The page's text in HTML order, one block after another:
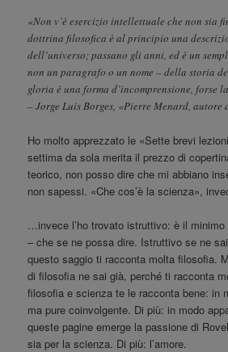
«Non v’è esercizio intellettuale che non sia
dottrina filosofica è al principio una
dell’universo; passano gli anni, ed è un
non un paragrafo o un nome – della storia
gloria è una forma d’incomprensione, forse
– Jorge Luis Borges, «Pierre Menard, autore
Ho molto apprezzato le «Sette brevi
settima da sola merita il prezzo di
teorico, non posso dire che mi abbiano
non sapessi. «Che cos’è la scienza»,
…invece l’ho trovato istruttivo: è il
– che se ne possa dire. Istruttivo se ne
questo saggio ti racconta molta filosofia.
di filosofia ne sai già, perché ti racconta
filosofia e scienza te le racconta bene: in
ma pure coinvolgente. Di più: in modo
queste pagine emerge la passione di
sia per la scienza. Di più: l’amore.